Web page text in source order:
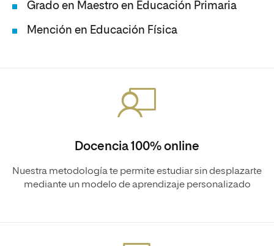
Grado en Maestro en Educación Primaria
Mención en Educación Física
Docencia 100% online
Nuestra metodología te permite estudiar sin desplazarte
mediante un modelo de aprendizaje personalizado